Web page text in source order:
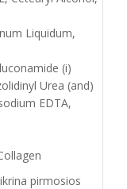
Liquidum,
(і)
Urea (and)
EDTA,
pirmosios